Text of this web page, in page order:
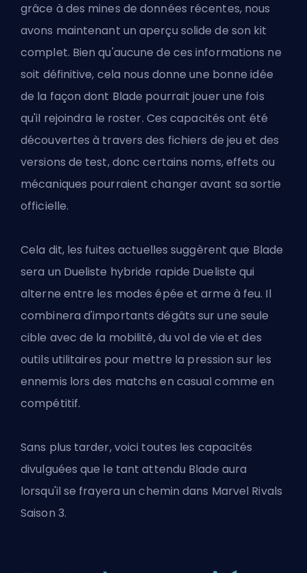
grâce à des mines de données récentes, nous
avons maintenant un aperçu solide de son kit
complet. Bien qu'aucune de ces informations ne
soit définitive, cela nous donne une bonne idée
de la façon dont Blade pourrait jouer une fois
qu'il rejoindra le roster. Ces capacités ont été
découvertes à travers des fichiers de jeu et des
versions de test, donc certains noms, effets ou
mécaniques pourraient changer avant sa sortie
officielle.
Cela dit, les fuites actuelles suggèrent que Blade
sera un Dueliste hybride rapide Duelistequi
alterne entre les modes épée et arme à feu. Il
combinera d'importants dégâts sur une seule
cible avec de la mobilité, du vol de vie et des
outils utilitaires pour mettre la pression sur les
ennemis lors des matchs en casual comme en
compétitif.
Sans plus tarder, voici toutes les capacités
divulguées que le tant attendu Blade aura
lorsqu'il se frayera un chemin dans Marvel Rivals
Saison 3.